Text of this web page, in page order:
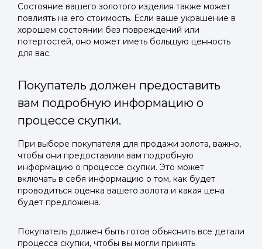
Состояние вашего золотого изделия также может
повлиять на его стоимость. Если ваше украшение в
хорошем состоянии без повреждений или
потертостей, оно может иметь большую ценность
для вас.
Покупатель должен предоставить
вам подробную информацию о
процессе скупки.
При выборе покупателя для продажи золота, важно,
чтобы они предоставили вам подробную
информацию о процессе скупки. Это может
включать в себя информацию о том, как будет
проводиться оценка вашего золота и какая цена
будет предложена.
Покупатель должен быть готов объяснить все детали
процесса скупки, чтобы вы могли принять